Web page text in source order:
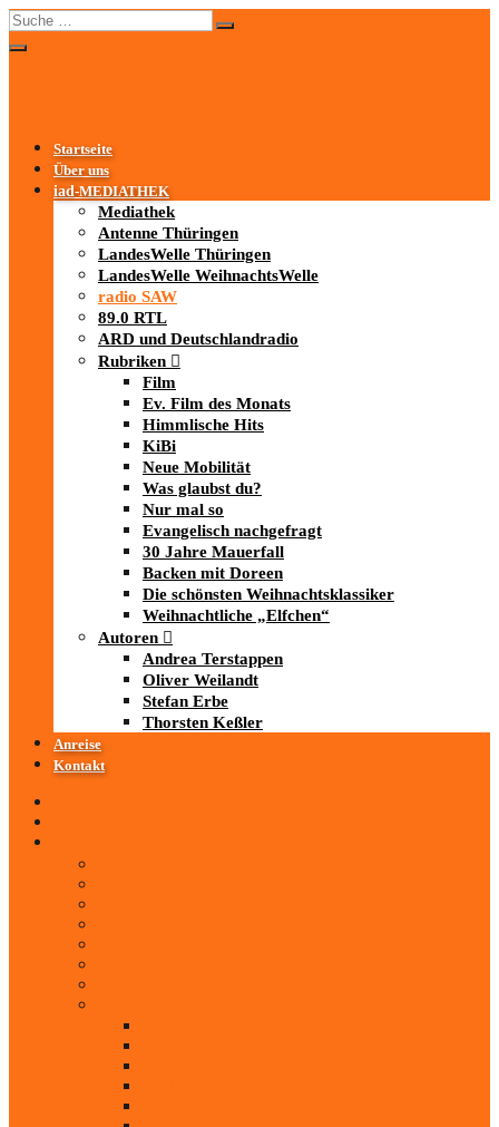
Startseite
Über uns
iad-MEDIATHEK
Mediathek
Antenne Thüringen
LandesWelle Thüringen
LandesWelle WeihnachtsWelle
radio SAW
89.0 RTL
ARD und Deutschlandradio
Rubriken
Film
Ev. Film des Monats
Himmlische Hits
KiBi
Neue Mobilität
Was glaubst du?
Nur mal so
Evangelisch nachgefragt
30 Jahre Mauerfall
Backen mit Doreen
Die schönsten Weihnachtsklassiker
Weihnachtliche „Elfchen“
Autoren
Andrea Terstappen
Oliver Weilandt
Stefan Erbe
Thorsten Keßler
Anreise
Kontakt